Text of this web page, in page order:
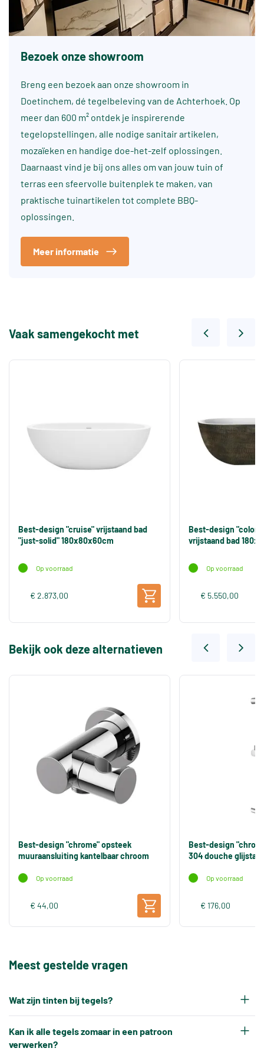
Bezoek onze showroom
Breng een bezoek aan onze showroom in
Doetinchem, dé tegelbeleving van de Achterhoek. Op
meer dan 600 m² ontdek je inspirerende
tegelopstellingen, alle nodige sanitair artikelen,
mozaïeken en handige doe-het-zelf oplossingen.
Daarnaast vind je bij ons alles om van jouw tuin of
terras een sfeervolle buitenplek te maken, van
praktische tuinartikelen tot complete BBQ-
oplossingen.
Meer informatie
Vaak samengekocht met
Best-design "cruise" vrijstaand bad
"just-solid" 180x80x60cm
Op voorraad
€ 2.873,00
Best-design
vrijstaand bad
Op voorraad
€ 5.550,00
Bekijk ook deze alternatieven
Best-design "chrome" opsteek
muuraansluiting kantelbaar chroom
Op voorraad
€ 44,00
Best-design
304 douche
Op voorraad
€ 176,00
Meest gestelde vragen
Wat zijn tinten bij tegels?
een eigen tintnummer. Omdat keramische tegels
Kan ik alle tegels zomaar in een patroon
verwerken?